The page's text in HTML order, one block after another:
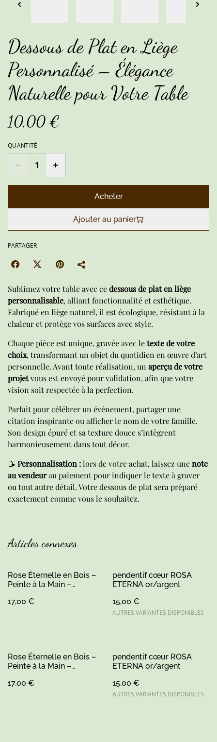
Dessous de Plat en Liège
Personnalisé – Élégance
Naturelle pour Votre Table
10,00 €
QUANTITÉ
Acheter
Ajouter au panier
PARTAGER
Sublimez votre table avec cedessous de plat en liège
personnalisable, alliant fonctionnalité et esthétique.
Fabriqué en liège naturel, il est écologique, résistant à la
chaleur et protège vos surfaces avec style.
Chaque pièce est unique, gravée avec letexte de votre
choix, transformant un objet du quotidien en œuvre d’art
personnelle. Avant toute réalisation, un aperçu de votre
projetvous est envoyé pour validation, afin que votre
vision soit respectée à la perfection.
Parfait pour célébrer un événement, partager une
citation inspirante ou afficher le nom de votre famille.
Son design épuré et sa texture douce s’intègrent
harmonieusement dans tout décor.
📝 Personnalisation :lors de votre achat, laissez unenote
au vendeurau paiement pour indiquer le texte à graver
ou tout autre détail. Votre dessous de plat sera préparé
exactement comme vous le souhaitez.
Articles connexes
Rose Éternelle en Bois –
Peinte à la Main –
17,00 €
pendentif cœur ROSA
ETERNA or/argent
15,00 €
AUTRES VARIANTES DISPONIBLES
Rose Éternelle en Bois –
Peinte à la Main –
17,00 €
pendentif cœur ROSA
ETERNA or/argent
15,00 €
AUTRES VARIANTES DISPONIBLES